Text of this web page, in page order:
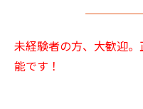
未経験者の方、大歓迎
能です！